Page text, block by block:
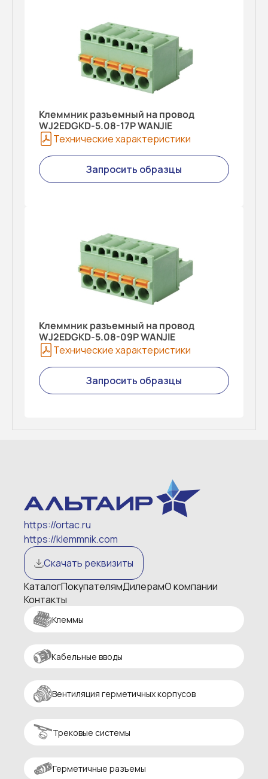
Клеммник разъемный на провод
WJ2EDGKD-5.08-17P WANJIE
Технические характеристики
Запросить образцы
Клеммник разъемный на провод
WJ2EDGKD-5.08-09P WANJIE
Технические характеристики
Запросить образцы
https://ortac.ru
https://klemmnik.com
Скачать реквизиты
КаталогПокупателямДилерамО компании
Контакты
Клеммы
Кабельные вводы
Вентиляция герметичных корпусов
Трековые системы
Герметичные разъемы